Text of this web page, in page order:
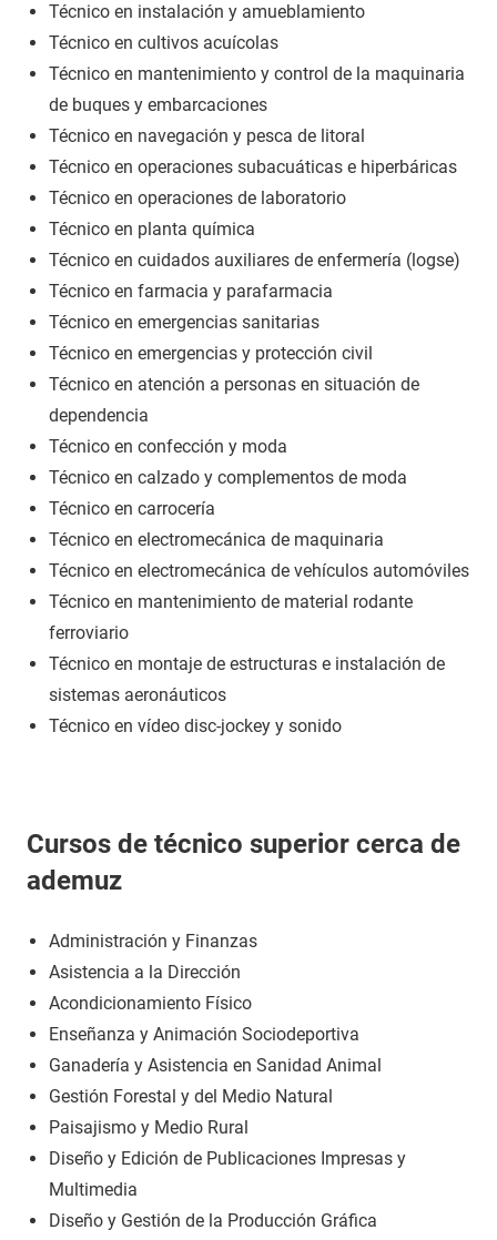
Técnico en instalación y amueblamiento
Técnico en cultivos acuícolas
Técnico en mantenimiento y control de la maquinaria
de buques y embarcaciones
Técnico en navegación y pesca de litoral
Técnico en operaciones subacuáticas e hiperbáricas
Técnico en operaciones de laboratorio
Técnico en planta química
Técnico en cuidados auxiliares de enfermería (logse)
Técnico en farmacia y parafarmacia
Técnico en emergencias sanitarias
Técnico en emergencias y protección civil
Técnico en atención a personas en situación de
dependencia
Técnico en confección y moda
Técnico en calzado y complementos de moda
Técnico en carrocería
Técnico en electromecánica de maquinaria
Técnico en electromecánica de vehículos automóviles
Técnico en mantenimiento de material rodante
ferroviario
Técnico en montaje de estructuras e instalación de
sistemas aeronáuticos
Técnico en vídeo disc-jockey y sonido
Cursos de técnico superior cerca de
ademuz
Administración y Finanzas
Asistencia a la Dirección
Acondicionamiento Físico
Enseñanza y Animación Sociodeportiva
Ganadería y Asistencia en Sanidad Animal
Gestión Forestal y del Medio Natural
Paisajismo y Medio Rural
Diseño y Edición de Publicaciones Impresas y
Multimedia
Diseño y Gestión de la Producción Gráfica